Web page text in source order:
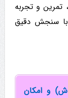
تمرین و تجربه
با سنجش دقیق
و امکان